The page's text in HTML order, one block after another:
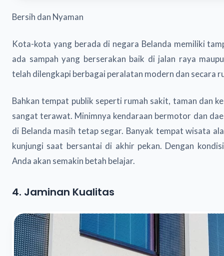
Bersih dan Nyaman
Kota-kota yang berada di negara Belanda memiliki
ada sampah yang berserakan baik di jalan raya
telah dilengkapi berbagai peralatan modern dan secara
Bahkan tempat publik seperti rumah sakit, taman dan
sangat terawat. Minimnya kendaraan bermotor dan
di Belanda masih tetap segar. Banyak tempat wisata
kunjungi saat bersantai di akhir pekan. Dengan
Anda akan semakin betah belajar.
4. Jaminan Kualitas